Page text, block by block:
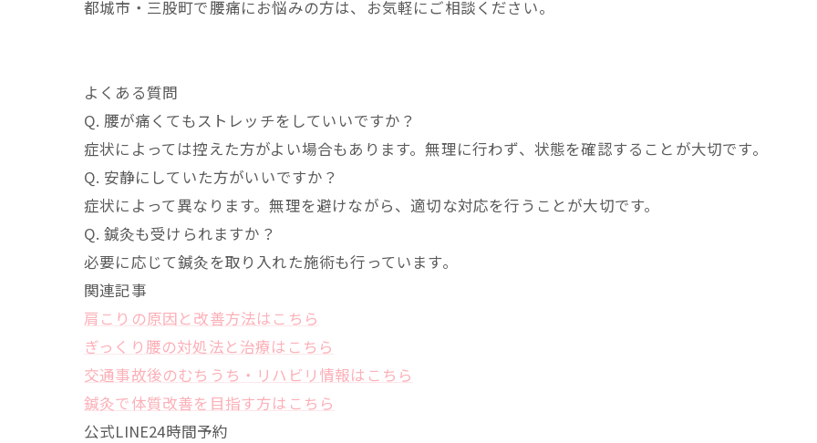
都城市・三股町で腰痛にお悩みの方は、お気軽にご相談ください。
よくある質問
Q. 腰が痛くてもストレッチをしていいですか？
症状によっては控えた方がよい場合もあります。無理に行わず、状態を確認することが大切です。
Q. 安静にしていた方がいいですか？
症状によって異なります。無理を避けながら、適切な対応を行うことが大切です。
Q. 鍼灸も受けられますか？
必要に応じて鍼灸を取り入れた施術も行っています。
関連記事
肩こりの原因と改善方法はこちら
ぎっくり腰の対処法と治療はこちら
交通事故後のむちうち・リハビリ情報はこちら
鍼灸で体質改善を目指す方はこちら
公式LINE24時間予約